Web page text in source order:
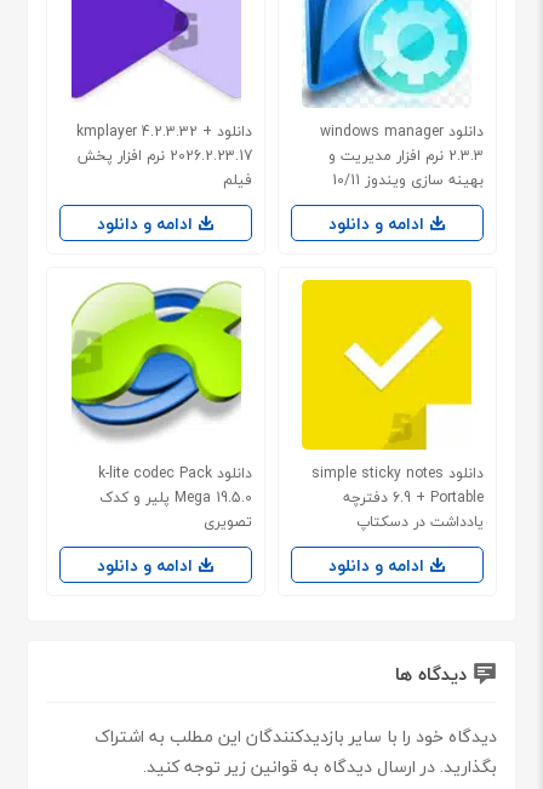
دانلود windows manager
2.3.3 نرم افزار مدیریت و
بهینه سازی ویندوز 10/11
ادامه و دانلود
دانلود kmplayer 4.2.3.32 +
2026.2.23.17 نرم افزار پخش
فیلم
ادامه و دانلود
دانلود simple sticky notes
6.9 + Portable دفترچه
یادداشت در دسکتاپ
ادامه و دانلود
دانلود k-lite codec Pack
Mega 19.5.0 پلیر و کدک
تصویری
ادامه و دانلود
دیدگاه ها
دیدگاه خود را با سایر بازدیدکنندگان این مطلب به اشتراک
بگذارید. در ارسال دیدگاه به قوانین زیر توجه کنید.